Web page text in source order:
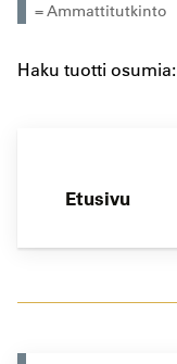
= Ammattitutkinto
Haku tuotti
Etusivu